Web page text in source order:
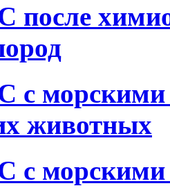
морскими
животных
морскими